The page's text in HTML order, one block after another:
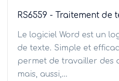
RS6559 - Traitement de
Le logiciel Word est un
de texte. Simple et
permet de travailler des
mais, aussi,...